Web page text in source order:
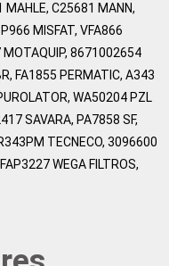
MAHLE, C25681 MANN,
MISFAT, VFA866
MOTAQUIP, 8671002654
FA1855 PERMATIC, A343
WA50204 PZL
SAVARA, PA7858 SF,
TECNECO, 3096600
WEGA FILTROS,